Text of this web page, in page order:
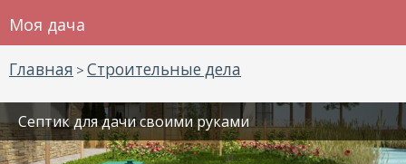
Моя дача
Главная > Строительные дела
Септик для дачи своими руками